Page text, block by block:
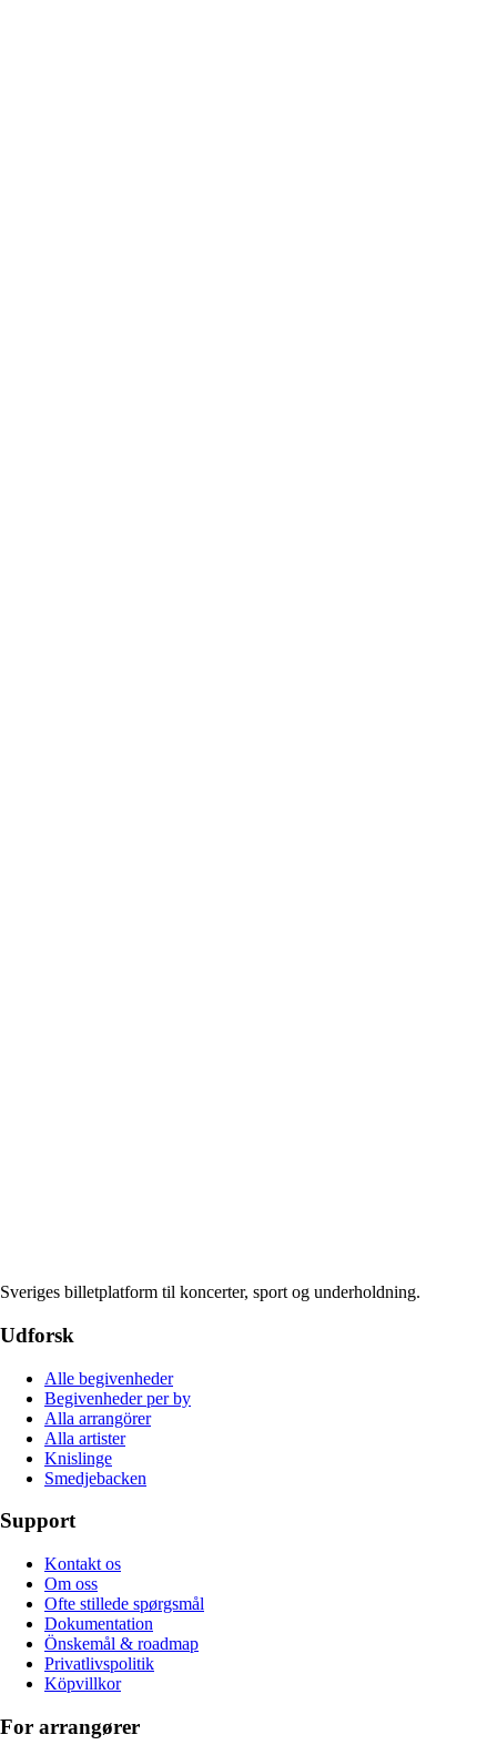
Sveriges billetplatform til koncerter, sport og underholdning.
Udforsk
Alle begivenheder
Begivenheder per by
Alla arrangörer
Alla artister
Knislinge
Smedjebacken
Support
Kontakt os
Om oss
Ofte stillede spørgsmål
Dokumentation
Önskemål & roadmap
Privatlivspolitik
Köpvillkor
For arrangører